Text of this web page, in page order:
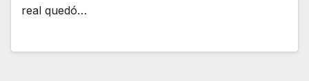
real quedó…